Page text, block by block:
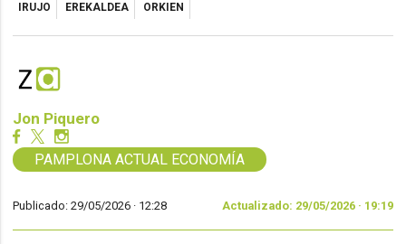
IRUJO EREKALDEA ORKIEN
Jon Piquero
PAMPLONA ACTUAL ECONOMÍA
Publicado: 29/05/2026 · 12:28 Actualizado: 29/05/2026 · 19:19